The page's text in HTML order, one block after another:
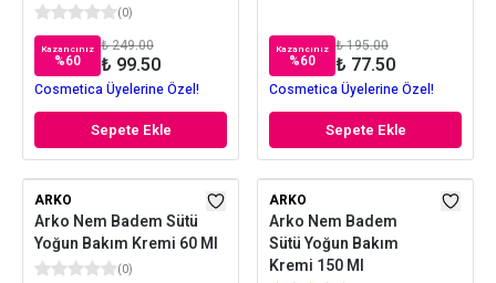
(0)
Kazancınız
%60
₺ 249.00
₺ 99.50
Cosmetica Üyelerine Özel!
Sepete Ekle
Kazancınız
%60
₺ 195.00
₺ 77.50
Cosmetica Üyelerine Özel!
Sepete Ekle
ARKO
Arko Nem Badem Sütü
Yoğun Bakım Kremi 60 Ml
(0)
ARKO
Arko Nem Badem
Sütü Yoğun Bakım
Kremi 150 Ml